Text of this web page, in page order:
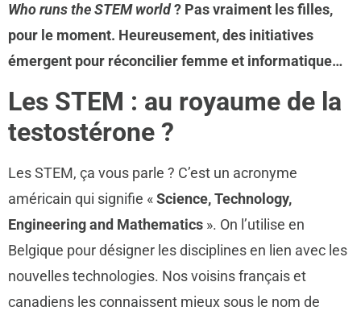
Who runs the STEM world? Pas vraiment les filles,
pour le moment. Heureusement, des initiatives
émergent pour réconcilier femme et informatique…
Les STEM : au royaume de la
testostérone ?
Les STEM, ça vous parle ? C’est un acronyme
américain qui signifie «Science, Technology,
Engineering and Mathematics ». On l’utilise en
Belgique pour désigner les disciplines en lien avec les
nouvelles technologies. Nos voisins français et
canadiens les connaissent mieux sous le nom de